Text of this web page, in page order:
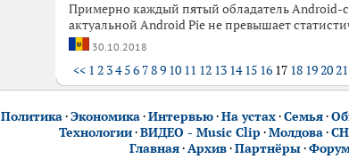
Примерно каждый пятый обладатель Android-
актуальной Android Pie не превышает
30.10.2018
<< 1 2 34 56 789 10 11 12 13 14 15 16 17 18 192021
Политика·Экономика·Интервью·На устах·Семья·
Технологии·ВИДЕО - Music Clip ·Молдова·
Главная·Архив·Партнёры·